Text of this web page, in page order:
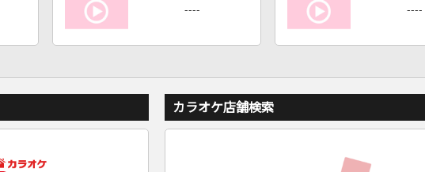
---- ----
カラオケ店舗検索